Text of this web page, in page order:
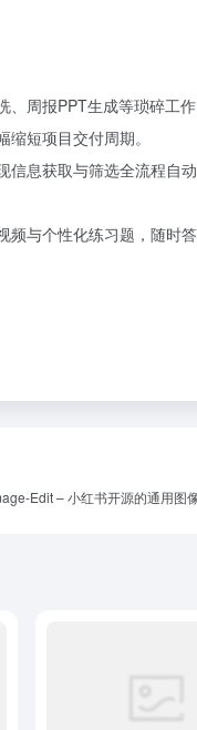
周报PPT生成等琐碎工作
短项目交付周期。
息获取与筛选全流程自动
频与个性化练习题，随时
Edit – 小红书开源的通用图